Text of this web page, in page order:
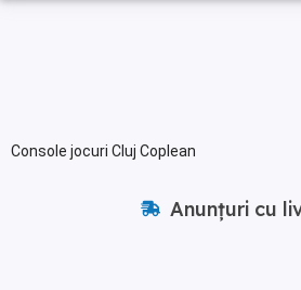
Console jocuri Cluj Coplean
Anunțuri cu